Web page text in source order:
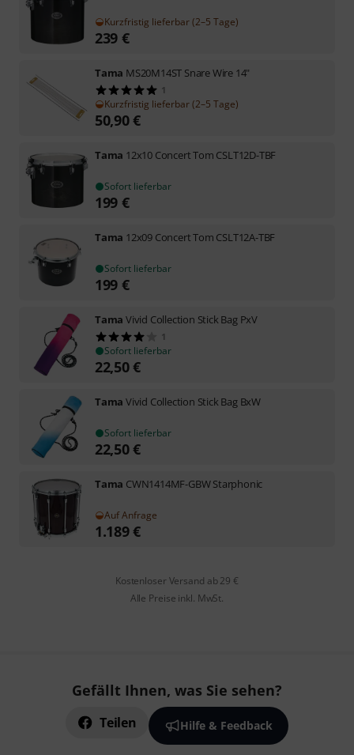
Kurzfristig lieferbar (2–5 Tage)
239 €
Tama MS20M14ST Snare Wire 14"
1
Kurzfristig lieferbar (2–5 Tage)
50,90€
Tama 12x10 Concert Tom CSLT12D-TBF
Sofort lieferbar
199 €
Tama 12x09 Concert Tom CSLT12A-TBF
Sofort lieferbar
199 €
Tama Vivid Collection Stick Bag PxV
1
Sofort lieferbar
22,50€
Tama Vivid Collection Stick Bag BxW
Sofort lieferbar
22,50€
Tama CWN1414MF-GBW Starphonic
Auf Anfrage
1.189€
Kostenloser Versand ab 29 €
Alle Preise inkl. MwSt.
Gefällt Ihnen, was Sie sehen?
Teilen Hilfe & Feedback